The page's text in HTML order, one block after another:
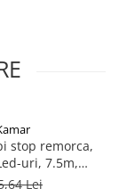
stop remorca,
uri, 7.5m,
triple LED
Lei